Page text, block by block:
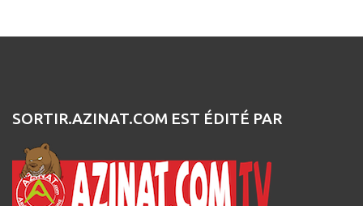
SORTIR.AZINAT.COM EST ÉDITÉ PAR